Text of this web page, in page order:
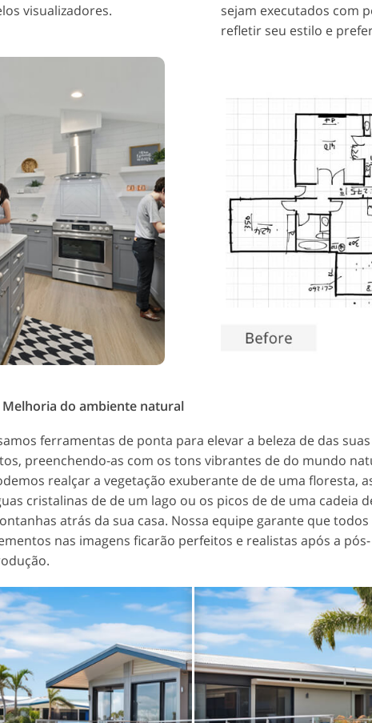
visualizadores.
sejam executados com
refletir seu estilo e
Melhoria do ambiente natural
ferramentas de ponta para elevar a beleza de das suas
preenchendo-as com os tons vibrantes de do mundo
realçar a vegetação exuberante de de uma floresta,
cristalinas de de um lago ou os picos de de uma cadeia
atrás da sua casa. Nossa equipe garante que todos
nas imagens ficarão perfeitos e realistas após a pós-